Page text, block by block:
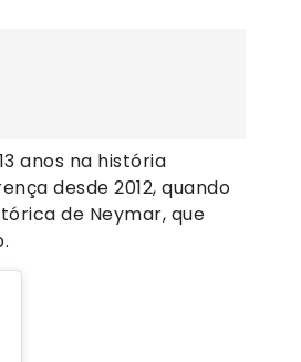
anos na história
desde 2012, quando
de Neymar, que